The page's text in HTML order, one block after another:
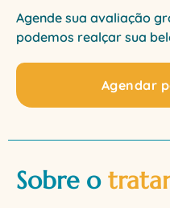
Agende sua avaliação
podemos realçar sua
Agendar
Sobre o